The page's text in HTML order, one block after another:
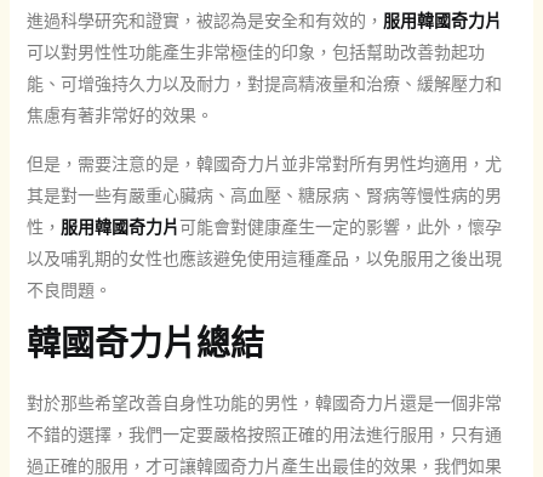
進過科學研究和證實，被認為是安全和有效的， 服用韓國奇力片
可以對男性性功能產生非常極佳的印象，包括幫助改善勃起功
能、可增強持久力以及耐力，對提高精液量和治療、緩解壓力和
焦慮有著非常好的效果。
但是，需要注意的是，韓國奇力片並非常對所有男性均適用，尤
其是對一些有嚴重心臟病、高血壓、糖尿病、腎病等慢性病的男
性， 服用韓國奇力片可能會對健康產生一定的影響，此外，懷孕
以及哺乳期的女性也應該避免使用這種產品，以免服用之後出現
不良問題。
韓國奇力片總結
對於那些希望改善自身性功能的男性，韓國奇力片還是一個非常
不錯的選擇，我們一定要嚴格按照正確的用法進行服用，只有通
過正確的服用，才可讓韓國奇力片產生出最佳的效果，我們如果